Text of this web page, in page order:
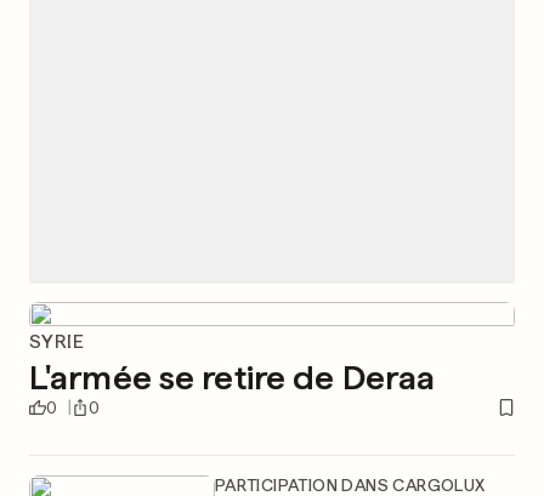
SYRIE
L'armée se retire de Deraa
0 0
PARTICIPATION DANS CARGOLUX